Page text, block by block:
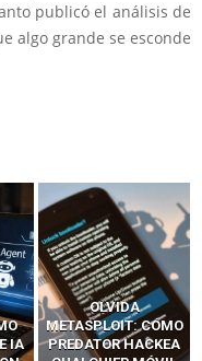
publicó el análisis de
algo grande se esconde
CÓMO LOS HACKERS
INTERCEPTAN OTPS
Y LLAMADAS